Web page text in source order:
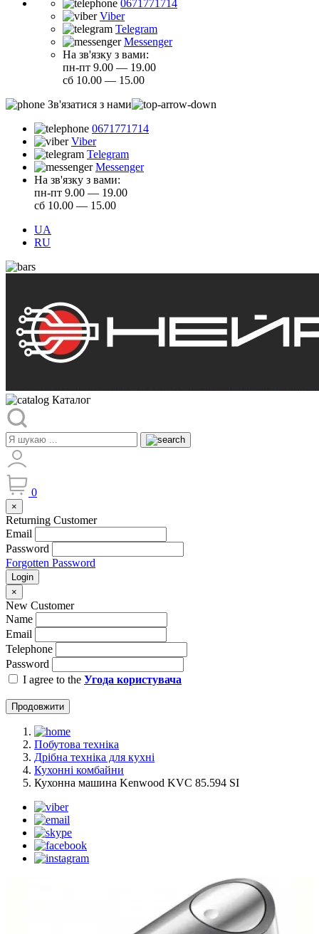
0671771714
Viber
Telegram
Messenger
На зв'язку з вами:
пн-пт 9.00 — 19.00
сб 10.00 — 15.00
Зв'язатися з нами
0671771714
Viber
Telegram
Messenger
На зв'язку з вами:
пн-пт 9.00 — 19.00
сб 10.00 — 15.00
UA
RU
Каталог
0
×
Returning Customer
Email
Password
Forgotten Password
Login
×
New Customer
Name
Email
Telephone
Password
I agree to the Угода користувача
Продовжити
Побутова техніка
Дрібна техніка для кухні
Кухонні комбайни
Кухонна машина Kenwood KVC 85.594 SI